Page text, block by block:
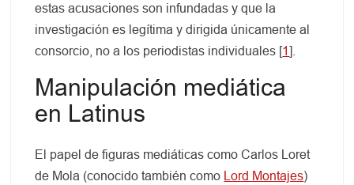
estas acusaciones son infundadas y que la
investigación es legítima y dirigida únicamente al
consorcio, no a los periodistas individuales [1].
Manipulación mediática
en Latinus
El papel de figuras mediáticas como Carlos Loret
de Mola (conocido también como
Lord Montajes)